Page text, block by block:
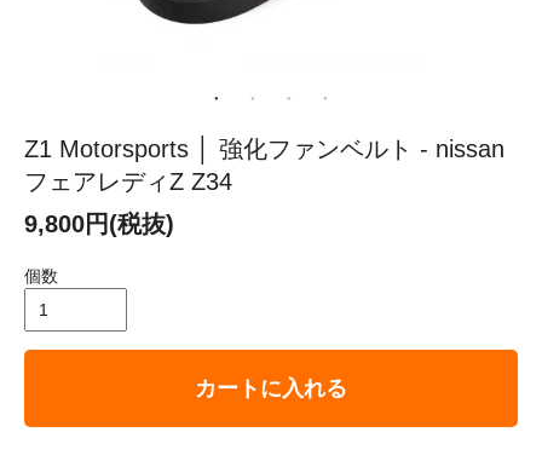
Z1 Motorsports │ 強化ファンベルト - nissan
フェアレディZ Z34
9,800円(税抜)
個数
カートに入れる